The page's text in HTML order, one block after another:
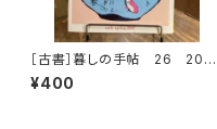
［古書］暮しの手帖 26 2007
早春
¥400